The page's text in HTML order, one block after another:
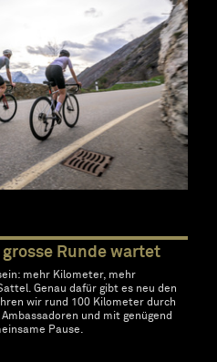
Runde wartet
mehr Kilometer, mehr
Genau dafür gibt es neu den
wir rund 100 Kilometer durch
und mit genügend
Pause.